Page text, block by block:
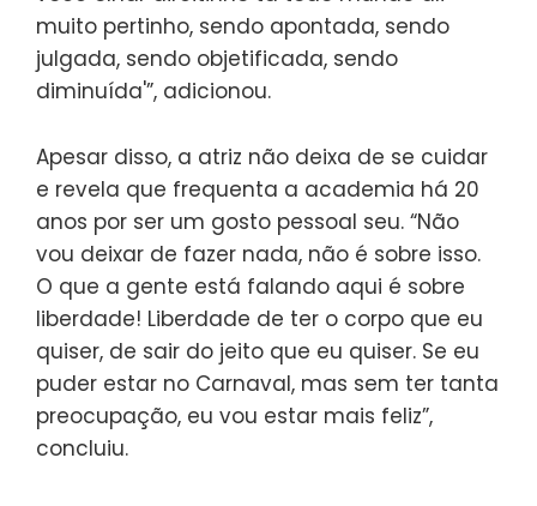
muito pertinho, sendo apontada, sendo
julgada, sendo objetificada, sendo
diminuída'”, adicionou.
Apesar disso, a atriz não deixa de se cuidar
e revela que frequenta a academia há 20
anos por ser um gosto pessoal seu. “Não
vou deixar de fazer nada, não é sobre isso.
O que a gente está falando aqui é sobre
liberdade! Liberdade de ter o corpo que eu
quiser, de sair do jeito que eu quiser. Se eu
puder estar no Carnaval, mas sem ter tanta
preocupação, eu vou estar mais feliz”,
concluiu.